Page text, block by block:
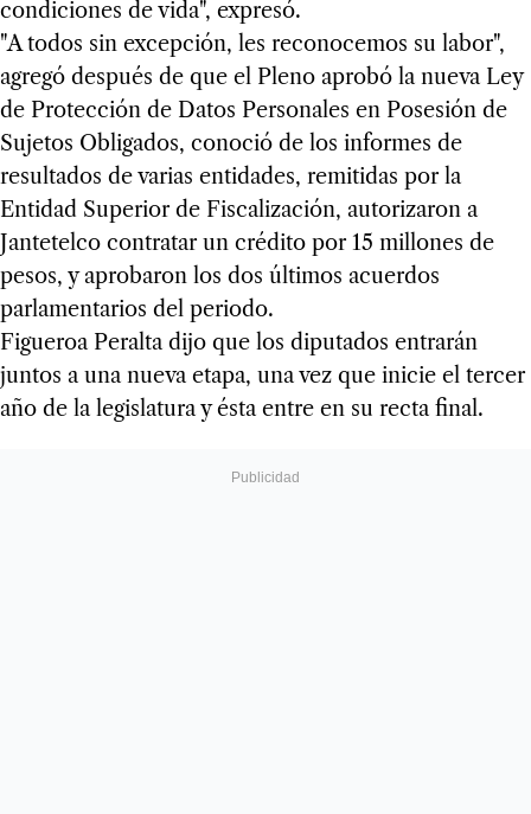
condiciones de vida", expresó.
"A todos sin excepción, les reconocemos su labor",
agregó después de que el Pleno aprobó la nueva Ley
de Protección de Datos Personales en Posesión de
Sujetos Obligados, conoció de los informes de
resultados de varias entidades, remitidas por la
Entidad Superior de Fiscalización, autorizaron a
Jantetelco contratar un crédito por 15 millones de
pesos, y aprobaron los dos últimos acuerdos
parlamentarios del periodo.
Figueroa Peralta dijo que los diputados entrarán
juntos a una nueva etapa, una vez que inicie el tercer
año de la legislatura y ésta entre en su recta final.